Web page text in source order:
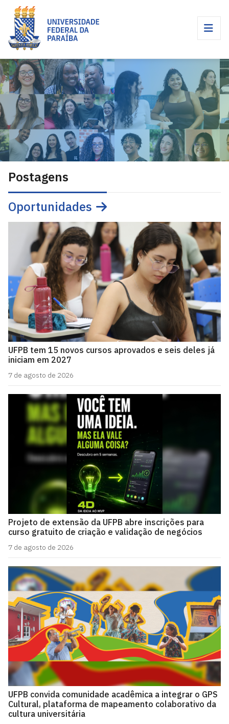
Postagens
Oportunidades
UFPB tem 15 novos cursos aprovados e seis deles já
iniciam em 2027
7 de agosto de 2026
Projeto de extensão da UFPB abre inscrições para
curso gratuito de criação e validação de negócios
7 de agosto de 2026
UFPB convida comunidade acadêmica a integrar o GPS
Cultural, plataforma de mapeamento colaborativo da
cultura universitária